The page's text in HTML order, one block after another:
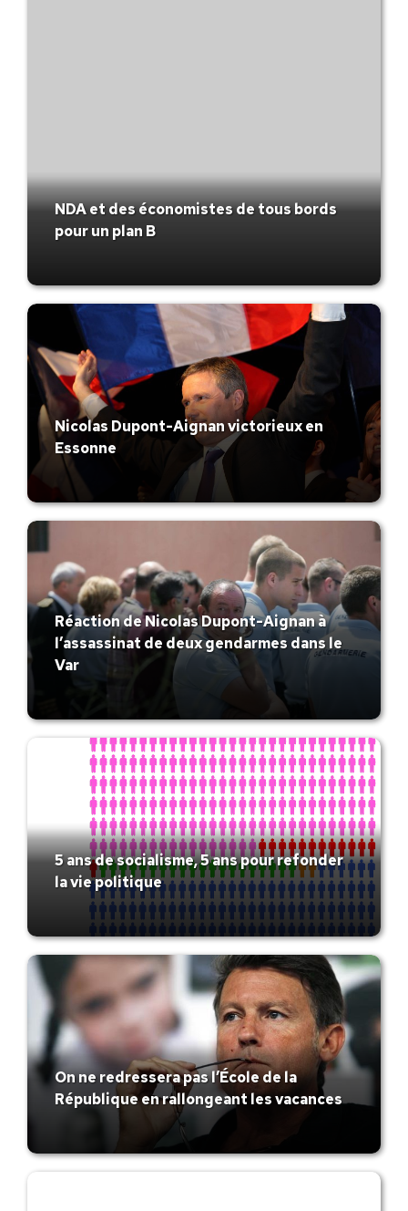
NDA et des économistes de tous bords
pour un plan B
Nicolas Dupont-Aignan victorieux en
Essonne
Réaction de Nicolas Dupont-Aignan à
l’assassinat de deux gendarmes dans le
Var
5 ans de socialisme, 5 ans pour refonder
la vie politique
On ne redressera pas l’École de la
République en rallongeant les vacances